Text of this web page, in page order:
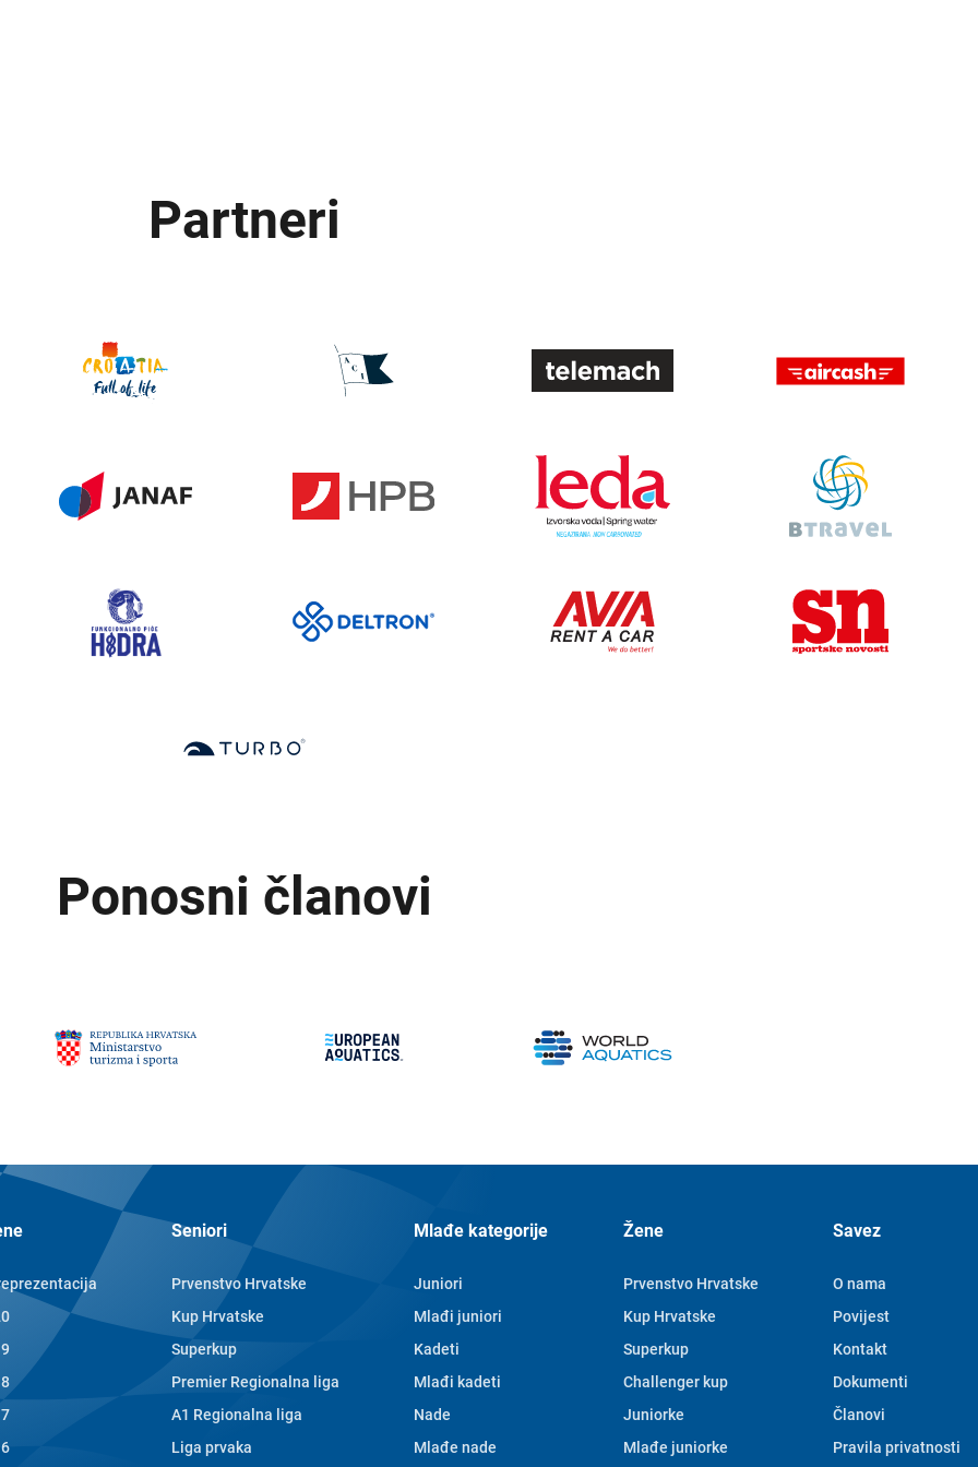
Partneri
Ponosni članovi
Seniori
Prvenstvo Hrvatske
Kup Hrvatske
Superkup
Premier Regionalna liga
A1 Regionalna liga
Liga prvaka
Mlađe kategorije
Juniori
Mlađi juniori
Kadeti
Mlađi kadeti
Nade
Mlađe nade
Žene
Prvenstvo Hrvatske
Kup Hrvatske
Superkup
Challenger kup
Juniorke
Mlađe juniorke
Savez
O nama
Povijest
Kontakt
Dokumenti
Članovi
Pravila privatnosti